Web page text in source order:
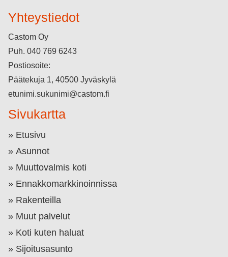
Yhteystiedot
Castom Oy
Puh. 040 769 6243
Postiosoite:
Päätekuja 1, 40500 Jyväskylä
etunimi.sukunimi@castom.fi
Sivukartta
Etusivu
Asunnot
Muuttovalmis koti
Ennakkomarkkinoinnissa
Rakenteilla
Muut palvelut
Koti kuten haluat
Sijoitusasunto